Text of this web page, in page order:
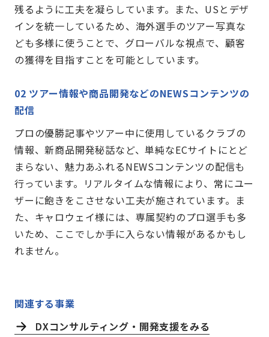
残るように工夫を凝らしています。また、USとデザ
インを統一しているため、海外選手のツアー写真な
ども多様に使うことで、グローバルな視点で、顧客
の獲得を目指すことを可能としています。
02 ツアー情報や商品開発などのNEWSコンテンツの
配信
プロの優勝記事やツアー中に使用しているクラブの
情報、新商品開発秘話など、単純なECサイトにとど
まらない、魅力あふれるNEWSコンテンツの配信も
行っています。リアルタイムな情報により、常にユー
ザーに飽きをこさせない工夫が施されています。ま
た、キャロウェイ様には、専属契約のプロ選手も多
いため、ここでしか手に入らない情報があるかもし
れません。
関連する事業
DXコンサルティング・開発支援をみる